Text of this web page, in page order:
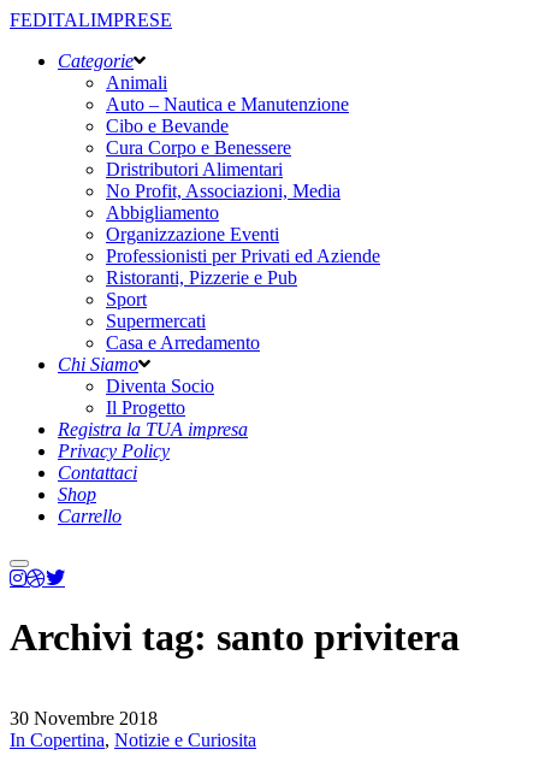
FEDITALIMPRESE
Categorie
Animali
Auto – Nautica e Manutenzione
Cibo e Bevande
Cura Corpo e Benessere
Dristributori Alimentari
No Profit, Associazioni, Media
Abbigliamento
Organizzazione Eventi
Professionisti per Privati ed Aziende
Ristoranti, Pizzerie e Pub
Sport
Supermercati
Casa e Arredamento
Chi Siamo
Diventa Socio
Il Progetto
Registra la TUA impresa
Privacy Policy
Contattaci
Shop
Carrello
Menu
principale
Archivi tag: santo privitera
30 Novembre 2018
In Copertina, Notizie e Curiosita